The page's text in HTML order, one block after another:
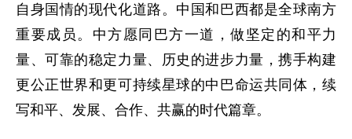
自身国情的现代化道路。中国和巴西都是全球南方
重要成员。中方愿同巴方一道，做坚定的和平力
量、可靠的稳定力量、历史的进步力量，携手构建
更公正世界和更可持续星球的中巴命运共同体，续
写和平、发展、合作、共赢的时代篇章。